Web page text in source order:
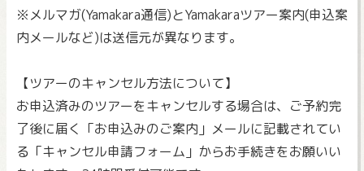
※メルマガ(Yamakara通信)とYamakaraツアー案内(申込案
内メールなど)は送信元が異なります。
【ツアーのキャンセル方法について】
お申込済みのツアーをキャンセルする場合は、ご予約完
了後に届く「お申込みのご案内」メールに記載されてい
る「キャンセル申請フォーム」からお手続きをお願いい